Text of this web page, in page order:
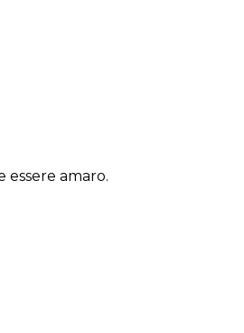
amaro.